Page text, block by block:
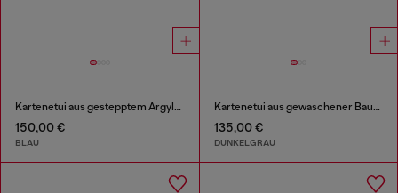
Kartenetui aus gestepptem Argyle-Denim
150,00 €
BLAU
Kartenetui aus gewaschener Baumwolle und Leder
135,00 €
DUNKELGRAU